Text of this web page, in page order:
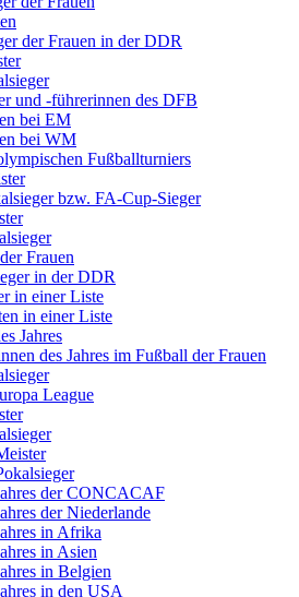
der Frauen in der DDR
und -führerinnen des DFB
bei EM
bei WM
Fußballturniers
bzw. FA-Cup-Sieger
Frauen
in der DDR
in einer Liste
in einer Liste
Jahres
des Jahres im Fußball der Frauen
League
der CONCACAF
der Niederlande
in Afrika
in Asien
in Belgien
in den USA